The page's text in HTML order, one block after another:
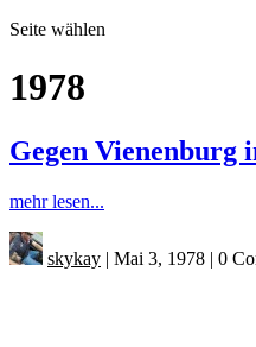
Seite wählen
1978
Gegen Vienenburg
mehr lesen...
skykay | Mai 3, 1978 | 0